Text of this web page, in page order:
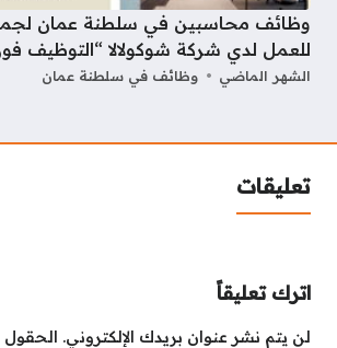
وظائف محاسبين في سلطنة عمان
للعمل لدي شركة شوكولالا “التوظيف
الشهر الماضي وظائف في سلطنة عمان
تعليقات
اترك تعليقاً
لن يتم نشر عنوان بريدك الإلكتروني. الحقول